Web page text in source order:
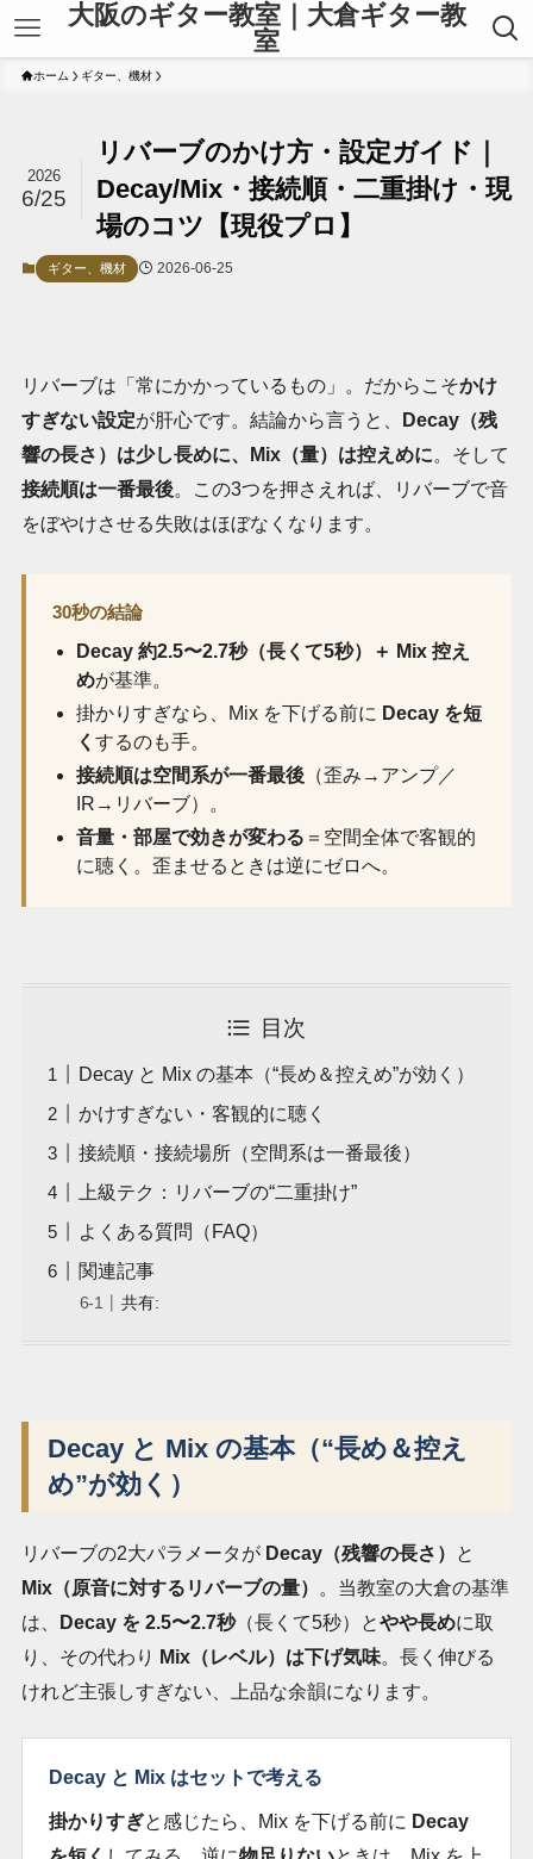
大阪のギター教室｜大倉ギター教
室
ホーム ギター、機材
リバーブのかけ方・設定ガイド｜
Decay/Mix・接続順・二重掛け・現
場のコツ【現役プロ】
2026
6/25
ギター、機材 2026-06-25
リバーブは「常にかかっているもの」。だからこそかけ
すぎない設定が肝心です。結論から言うと、
Decay（残
響の長さ）は少し長めに、Mix（量）は控えめに。そして
接続順は一番最後。この3つを押さえれば、リバーブで音
をぼやけさせる失敗はほぼなくなります。
30秒の結論
Decay 約2.5〜2.7秒（長くて5秒）＋ Mix 控え
めが基準。
掛かりすぎなら、Mix を下げる前に Decay を短
く するのも手。
接続順は空間系が一番最後（歪み→アンプ／
IR→リバーブ）。
音量・部屋で効きが変わる ＝空間全体で客観的
に聴く。歪ませるときは逆にゼロへ。
目次
Decay と Mix の基本（“長め＆控えめ”が効く）
かけすぎない・客観的に聴く
接続順・接続場所（空間系は一番最後）
上級テク：リバーブの“二重掛け”
よくある質問（FAQ）
関連記事
共有:
Decay と Mix の基本（“長め＆控え
め”が効く）
リバーブの2大パラメータが Decay（残響の長さ）
と
Mix（原音に対するリバーブの量）
。当教室の大倉の基準
は、
Decay を 2.5〜2.7秒（長くて5秒）とやや長めに取
り、その代わり
Mix（レベル）は下げ気味。長く伸びる
けれど主張しすぎない、上品な余韻になります。
Decay と Mix はセットで考える
掛かりすぎと感じたら、Mix を下げる前に Decay